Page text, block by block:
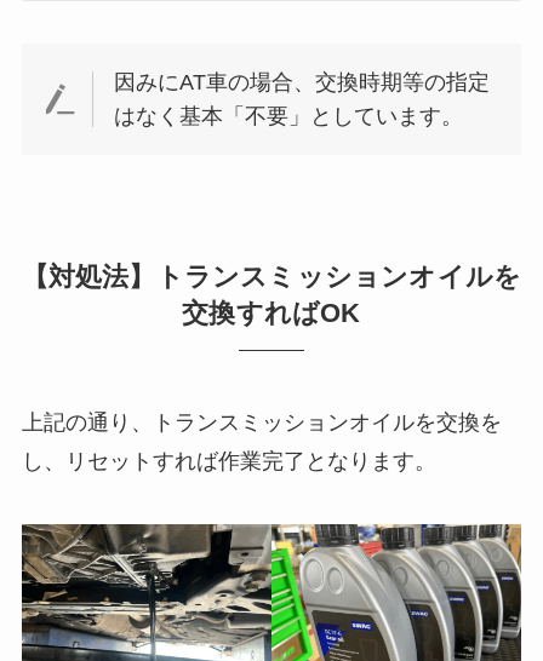
因みにAT車の場合、交換時期等の指定
はなく基本「不要」としています。
【対処法】トランスミッションオイルを
交換すればOK
上記の通り、トランスミッションオイルを交換を
し、リセットすれば作業完了となります。